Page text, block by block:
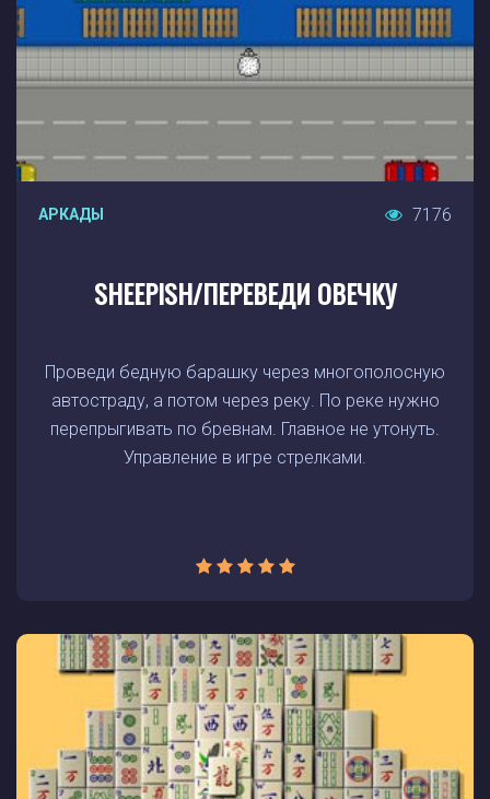
АРКАДЫ 7176
SHEEPISH/ПЕРЕВЕДИ ОВЕЧКУ
Проведи бедную барашку через многополосную
автостраду, а потом через реку. По реке нужно
перепрыгивать по бревнам. Главное не утонуть.
Управление в игре стрелками.